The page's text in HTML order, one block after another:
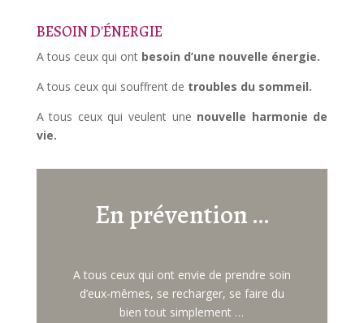
BESOIN D'ÉNERGIE
A tous ceux qui ont besoin d’une nouvelle énergie.
A tous ceux qui souffrent de troubles du sommeil.
A tous ceux qui veulent une nouvelle harmonie de
vie.
En prévention …
A tous ceux qui ont envie de prendre soin
d’eux-mêmes, se recharger, se faire du
bien tout simplement …